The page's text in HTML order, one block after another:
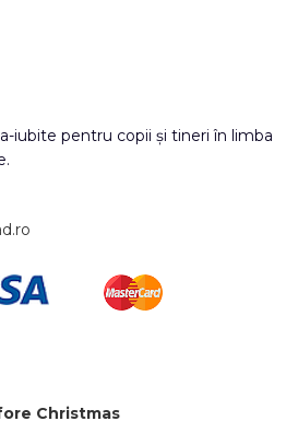
iubite pentru copii și tineri în limba
Christmas